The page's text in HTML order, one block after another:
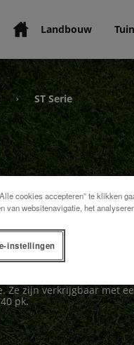
Landbouw
› ST Serie
is zowel veelzijdig als
zijn de hydrostatische
Ze zijn verkrijgbaar met
pk.
cookies accepteren” te klikken
van websitenavigatie, het
instellingen